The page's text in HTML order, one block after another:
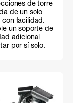
de torre
de un solo
con facilidad.
un soporte de
adicional
por sí solo.